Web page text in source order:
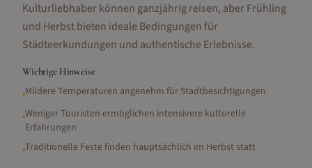
Kulturliebhaber können ganzjährig reisen, aber Frühling
und Herbst bieten ideale Bedingungen für
Städteerkundungen und authentische Erlebnisse.
Wichtige Hinweise
•Mildere Temperaturen angenehm für Stadtbesichtigungen
•Weniger Touristen ermöglichen intensivere kulturelle
Erfahrungen
•Traditionelle Feste finden hauptsächlich im Herbst statt